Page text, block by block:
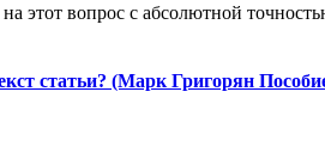
на этот вопрос с абсолютной
статьи? (Марк Григорян